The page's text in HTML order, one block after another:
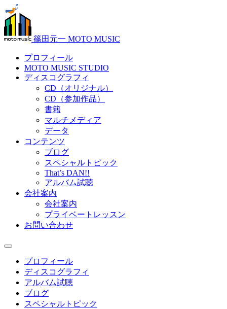
篠田元一 MOTO MUSIC
プロフィール
MOTO MUSIC STUDIO
ディスコグラフィ
CD（オリジナル）
CD（参加作品）
書籍
マルチメディア
データ
コンテンツ
ブログ
スペシャルトピック
That’s DAN!!
アルバム試聴
会社案内
会社案内
プライベートレッスン
お問い合わせ
プロフィール
ディスコグラフィ
アルバム試聴
ブログ
スペシャルトピック